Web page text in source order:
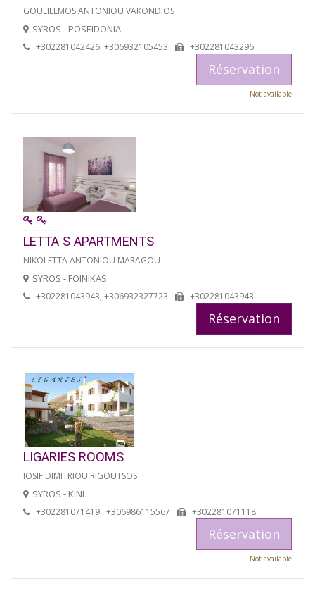
GOULIELMOS ANTONIOU VAKONDIOS
SYROS - POSEIDONIA
+302281042426, +306932105453 +302281043296
Réservation
Not available
LETTA S APARTMENTS
NIKOLETTA ANTONIOU MARAGOU
SYROS - FOINIKAS
+302281043943, +306932327723 +302281043943
Réservation
LIGARIES ROOMS
IOSIF DIMITRIOU RIGOUTSOS
SYROS - KINI
+302281071419 , +306986115567 +302281071118
Réservation
Not available